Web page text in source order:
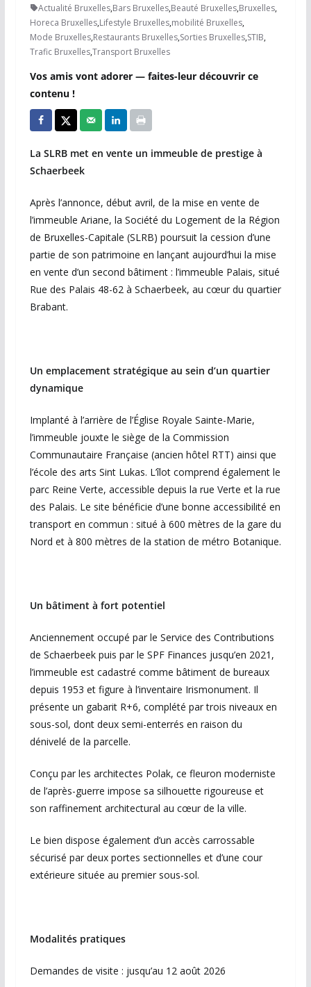
Actualité Bruxelles,Bars Bruxelles,Beauté Bruxelles,Bruxelles,
Horeca Bruxelles,Lifestyle Bruxelles,mobilité Bruxelles,
Mode Bruxelles,Restaurants Bruxelles,Sorties Bruxelles,STIB,
Trafic Bruxelles,Transport Bruxelles
Vos amis vont adorer — faites-leur découvrir ce
contenu !
La SLRB met en vente un immeuble de prestige à
Schaerbeek
Après l’annonce, début avril, de la mise en vente de
l’immeuble Ariane, la Société du Logement de la Région
de Bruxelles-Capitale (SLRB) poursuit la cession d’une
partie de son patrimoine en lançant aujourd’hui la mise
en vente d’un second bâtiment : l’immeuble Palais, situé
Rue des Palais 48-62 à Schaerbeek, au cœur du quartier
Brabant.
Un emplacement stratégique au sein d’un quartier
dynamique
Implanté à l’arrière de l’Église Royale Sainte-Marie,
l’immeuble jouxte le siège de la Commission
Communautaire Française (ancien hôtel RTT) ainsi que
l’école des arts Sint Lukas. L’îlot comprend également le
parc Reine Verte, accessible depuis la rue Verte et la rue
des Palais. Le site bénéficie d’une bonne accessibilité en
transport en commun : situé à 600 mètres de la gare du
Nord et à 800 mètres de la station de métro Botanique.
Un bâtiment à fort potentiel
Anciennement occupé par le Service des Contributions
de Schaerbeek puis par le SPF Finances jusqu’en 2021,
l’immeuble est cadastré comme bâtiment de bureaux
depuis 1953 et figure à l’inventaire Irismonument. Il
présente un gabarit R+6, complété par trois niveaux en
sous-sol, dont deux semi-enterrés en raison du
dénivelé de la parcelle.
Conçu par les architectes Polak, ce fleuron moderniste
de l’après-guerre impose sa silhouette rigoureuse et
son raffinement architectural au cœur de la ville.
Le bien dispose également d’un accès carrossable
sécurisé par deux portes sectionnelles et d’une cour
extérieure située au premier sous-sol.
Modalités pratiques
Demandes de visite : jusqu’au 12 août 2026